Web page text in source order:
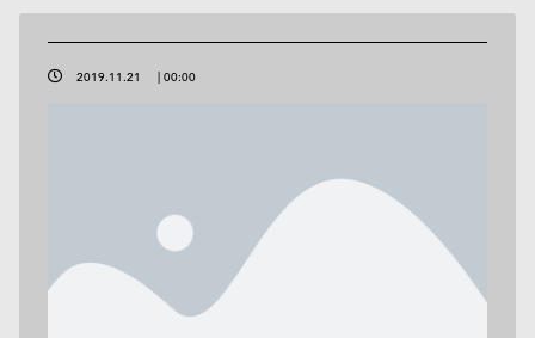
2019.11.21 | 00:00